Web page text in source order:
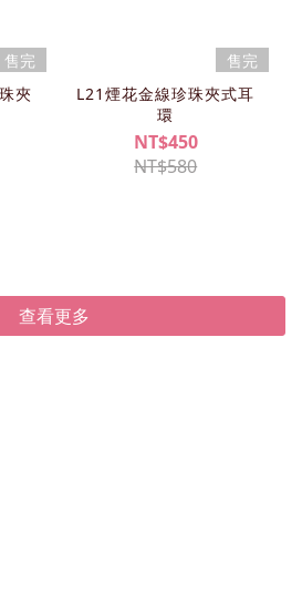
售完
夾
售完
L21煙花金線珍珠夾式耳
環
NT$450
NT$580
查看更多